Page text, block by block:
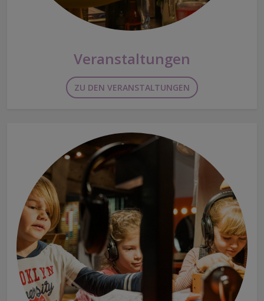
Veranstaltungen
ZU DEN VERANSTALTUNGEN